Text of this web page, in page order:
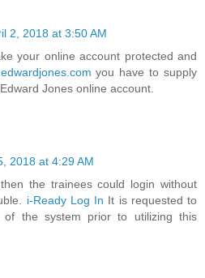
2, 2018 at 3:50 AM
your online account protected and
you have to supply
Jones online account.
2018 at 4:29 AM
the trainees could login without
i-Ready Log In It is requested to
the system prior to utilizing this